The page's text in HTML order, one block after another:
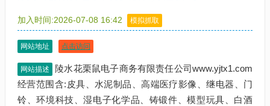
加入时间:2026-07-08 16:42 模拟抓取
网站地址 点击访问
网站描述
陵水花栗鼠电子商务有限责任公司www.yjtx1.com
经营范围含:皮具、水泥制品、高端医疗影像、继电器、门
铃、环境科技、湿电子化学品、铸锻件、模型玩具、白酒